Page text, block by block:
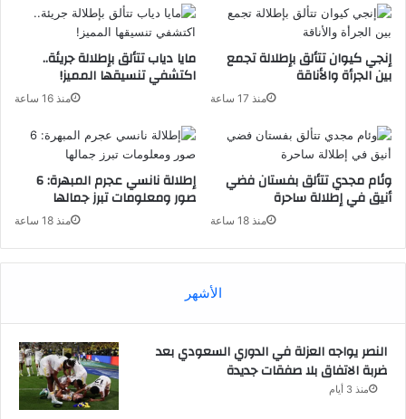
مايا دياب تتألق بإطلالة جريئة..
اكتشفي تنسيقها المميز!
منذ 16 ساعة
إنجي كيوان تتألق بإطلالة تجمع
بين الجرأة والأناقة
منذ 17 ساعة
إطلالة نانسي عجرم المبهرة: 6
صور ومعلومات تبرز جمالها
منذ 18 ساعة
وئام مجدي تتألق بفستان فضي
أنيق في إطلالة ساحرة
منذ 18 ساعة
الأشهر
النصر يواجه العزلة في الدوري السعودي بعد
ضربة الاتفاق بلا صفقات جديدة
منذ 3 أيام